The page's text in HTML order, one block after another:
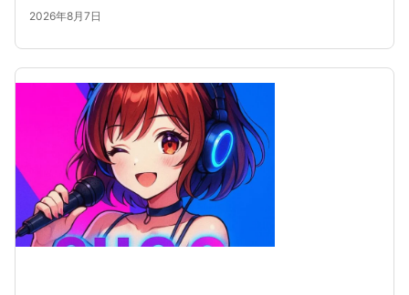
2026年8月7日